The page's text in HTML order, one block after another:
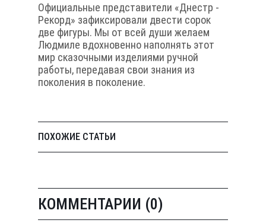
Официальные представители «Днестр -
Рекорд» зафиксировали двести сорок
две фигуры. Мы от всей души желаем
Людмиле вдохновенно наполнять этот
мир сказочными изделиями ручной
работы, передавая свои знания из
поколения в поколение.
ПОХОЖИЕ СТАТЬИ
КОММЕНТАРИИ (0)